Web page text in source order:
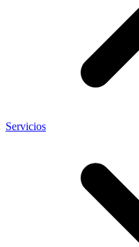
Servicios